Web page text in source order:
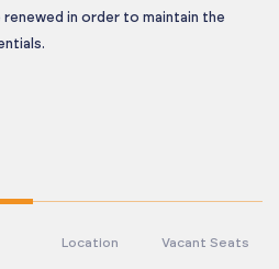
in order to maintain the
Location Vacant Seats